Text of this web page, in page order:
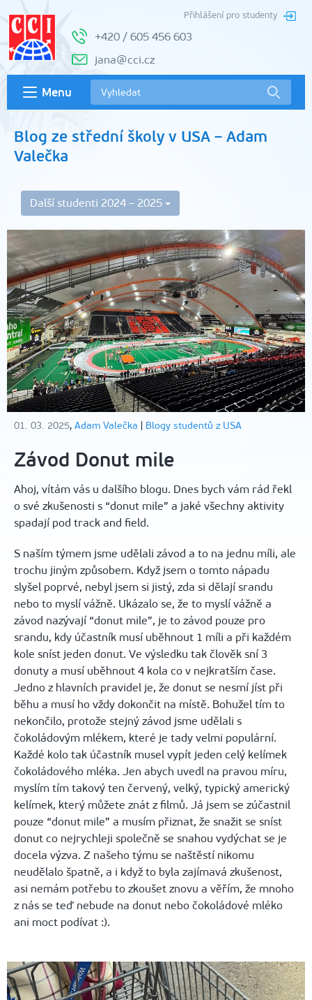
Přihlášení pro studenty
+420 / 605 456 603
jana@cci.cz
Menu
Blog ze střední školy v USA – Adam
Valečka
Další studenti 2024 – 2025
01. 03. 2025, Adam Valečka Blogy studentů z USA
Závod Donut mile
Ahoj, vítám vás u dalšího blogu. Dnes bych vám rád řekl
o své zkušenosti s “donut mile” a jaké všechny aktivity
spadají pod track and field.
S naším týmem jsme udělali závod a to na jednu míli, ale
trochu jiným způsobem. Když jsem o tomto nápadu
slyšel poprvé, nebyl jsem si jistý, zda si dělají srandu
nebo to myslí vážně. Ukázalo se, že to myslí vážně a
závod nazývají “donut mile”, je to závod pouze pro
srandu, kdy účastník musí uběhnout 1 míli a při každém
kole sníst jeden donut. Ve výsledku tak člověk sní 3
donuty a musí uběhnout 4 kola co v nejkratším čase.
Jedno z hlavních pravidel je, že donut se nesmí jíst při
běhu a musí ho vždy dokončit na místě. Bohužel tím to
nekončilo, protože stejný závod jsme udělali s
čokoládovým mlékem, které je tady velmi populární.
Každé kolo tak účastník musel vypít jeden celý kelímek
čokoládového mléka. Jen abych uvedl na pravou míru,
myslím tím takový ten červený, velký, typický americký
kelímek, který můžete znát z filmů. Já jsem se zúčastnil
pouze “donut mile” a musím přiznat, že snažit se sníst
donut co nejrychleji společně se snahou vydýchat se je
docela výzva. Z našeho týmu se naštěstí nikomu
neudělalo špatně, a i když to byla zajímavá zkušenost,
asi nemám potřebu to zkoušet znovu a věřím, že mnoho
z nás se teď nebude na donut nebo čokoládové mléko
ani moct podívat :).